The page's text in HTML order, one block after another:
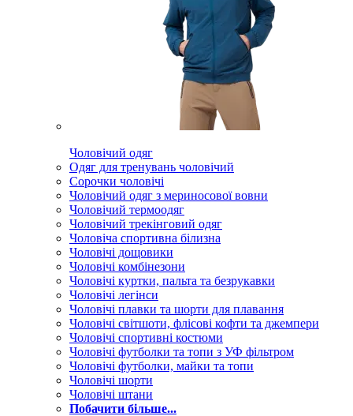
Чоловічий одяг
Одяг для тренувань чоловічий
Сорочки чоловічі
Чоловічий одяг з мериносової вовни
Чоловічий термоодяг
Чоловічий трекінговий одяг
Чоловіча спортивна білизна
Чоловічі дощовики
Чоловічі комбінезони
Чоловічі куртки, пальта та безрукавки
Чоловічі легінси
Чоловічі плавки та шорти для плавання
Чоловічі світшоти, флісові кофти та джемпери
Чоловічі спортивні костюми
Чоловічі футболки та топи з УФ фільтром
Чоловічі футболки, майки та топи
Чоловічі шорти
Чоловічі штани
Побачити більше...